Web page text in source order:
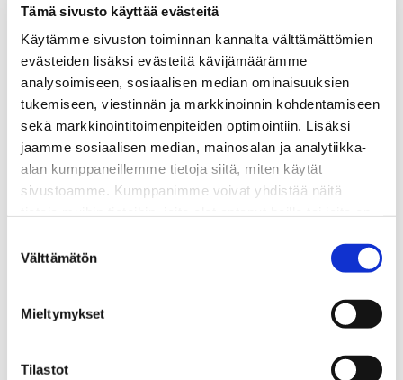
Tämä sivusto käyttää evästeitä
Käytämme sivuston toiminnan kannalta välttämättömien
evästeiden lisäksi evästeitä kävijämäärämme
analysoimiseen, sosiaalisen median ominaisuuksien
tukemiseen, viestinnän ja markkinoinnin kohdentamiseen
sekä markkinointitoimenpiteiden optimointiin. Lisäksi
jaamme sosiaalisen median, mainosalan ja analytiikka-
alan kumppaneillemme tietoja siitä, miten käytät
sivustoamme. Kumppanimme voivat yhdistää näitä
valinta
Välttämätön
Mieltymykset
Tilastot
s-posti: samppa.kalliosalo@gmail.com
Sihteeri
Mika Heinola
Linnaleirintie 32 C 9
67100 Kokkola
gsm: 050-453 4536
S-posti: mika.heinola@scania.com
Rahastonhoitaja
Markus Isohanni
68100 Himanka
S-posti: markus.isohanni@gmail.com